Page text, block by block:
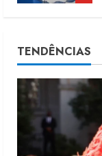
1
TENDÊNCIAS